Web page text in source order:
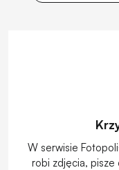
W serwisie
robi zdjęcia, pisze